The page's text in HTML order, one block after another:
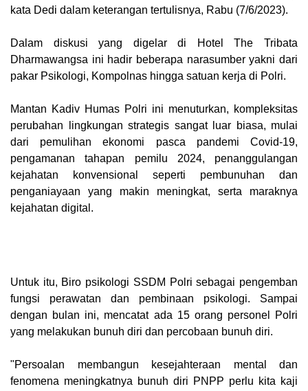
kata Dedi dalam keterangan tertulisnya, Rabu (7/6/2023).
Dalam diskusi yang digelar di Hotel The Tribata
Dharmawangsa ini hadir beberapa narasumber yakni dari
pakar Psikologi, Kompolnas hingga satuan kerja di Polri.
Mantan Kadiv Humas Polri ini menuturkan, kompleksitas
perubahan lingkungan strategis sangat luar biasa, mulai
dari pemulihan ekonomi pasca pandemi Covid-19,
pengamanan tahapan pemilu 2024, penanggulangan
kejahatan konvensional seperti pembunuhan dan
penganiayaan yang makin meningkat, serta maraknya
kejahatan digital.
Untuk itu, Biro psikologi SSDM Polri sebagai pengemban
fungsi perawatan dan pembinaan psikologi. Sampai
dengan bulan ini, mencatat ada 15 orang personel Polri
yang melakukan bunuh diri dan percobaan bunuh diri.
"Persoalan membangun kesejahteraan mental dan
fenomena meningkatnya bunuh diri PNPP perlu kita kaji